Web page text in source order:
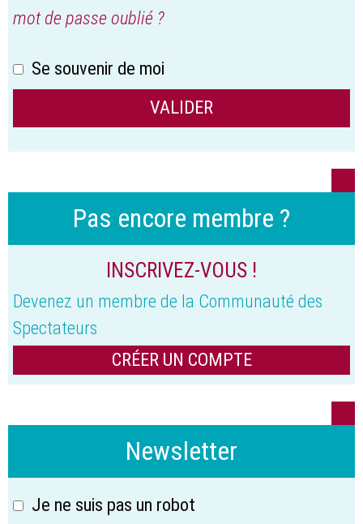
mot de passe oublié ?
Se souvenir de moi
Pas encore membre ?
INSCRIVEZ-VOUS !
Devenez un membre de la Communauté des
Spectateurs
CRÉER UN COMPTE
Newsletter
Je ne suis pas un robot